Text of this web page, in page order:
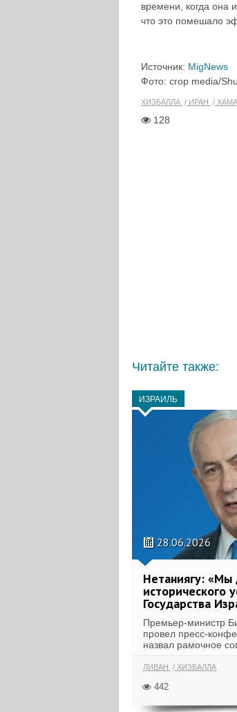
времени, когда она
что это помешало
Источник: MigNews
Фото: crop media/
ХИЗБАЛЛА ИРАН
128
Читайте также:
ИЗРАИЛЬ
28.06.2026
Нетаниягу: «Мы
исторического
Государства
Премьер-министр
провел пресс-
назвал рамочное
ЛИВАН ХИЗБАЛЛА
442